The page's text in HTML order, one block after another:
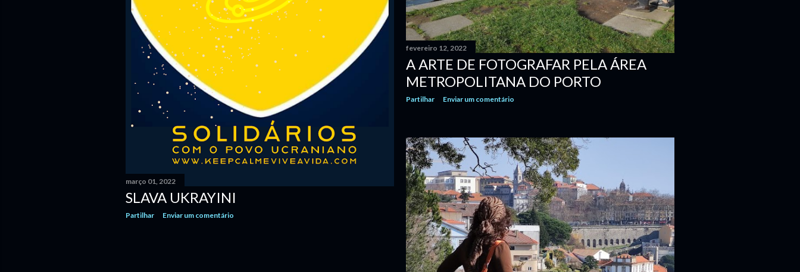
e
n
março 01, 2022
SLAVA UKRAYINI
Partilhar Enviar um comentário
fevereiro 12, 2022
A ARTE DE FOTOGRAFAR PELA ÁREA
METROPOLITANA DO PORTO
Partilhar Enviar um comentário